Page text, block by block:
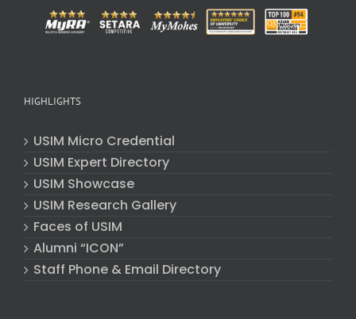
HIGHLIGHTS
USIM Micro Credential
USIM Expert Directory
USIM Showcase
USIM Research Gallery
Faces of USIM
Alumni “ICON”
Staff Phone & Email Directory